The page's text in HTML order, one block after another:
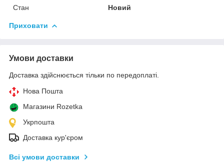
Стан
Новий
Приховати
Умови доставки
Доставка здійснюється тільки по передоплаті.
Нова Пошта
Магазини Rozetka
Укрпошта
Доставка кур'єром
Всі умови доставки